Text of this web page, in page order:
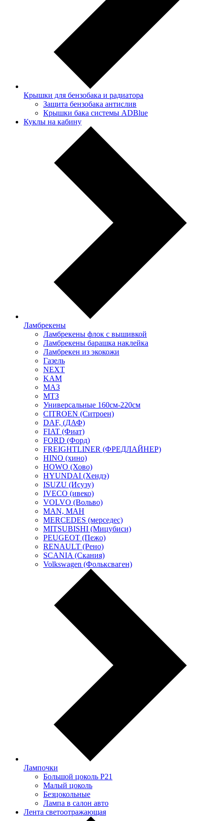
Крышки для бензобака и радиатора
Защита бензобака антислив
Крышки бака системы ADBlue
Куклы на кабину
Ламбрекены
Ламбрекены флок с вышивкой
Ламбрекены барашка наклейка
Ламбрекен из экокожи
Газель
NEXT
KAM
МАЗ
МТЗ
Универсальные 160см-220см
CITROEN (Ситроен)
DAF, (ДАФ)
FIAT (Фиат)
FORD (Форд)
FREIGHTLINER (ФРЕДЛАЙНЕР)
HINO (хино)
HOWO (Хово)
HYUNDAI (Хендэ)
ISUZU (Исузу)
IVECO (ивеко)
VOLVO (Вольво)
MAN, МАН
MERCEDES (мерседес)
MITSUBISHI (Мицубиси)
PEUGEOT (Пежо)
RENAULT (Рено)
SCANIA (Скания)
Volkswagen (Фольксваген)
Лампочки
Большой цоколь P21
Малый цоколь
Безцокольные
Лампа в салон авто
Лента светоотражающая